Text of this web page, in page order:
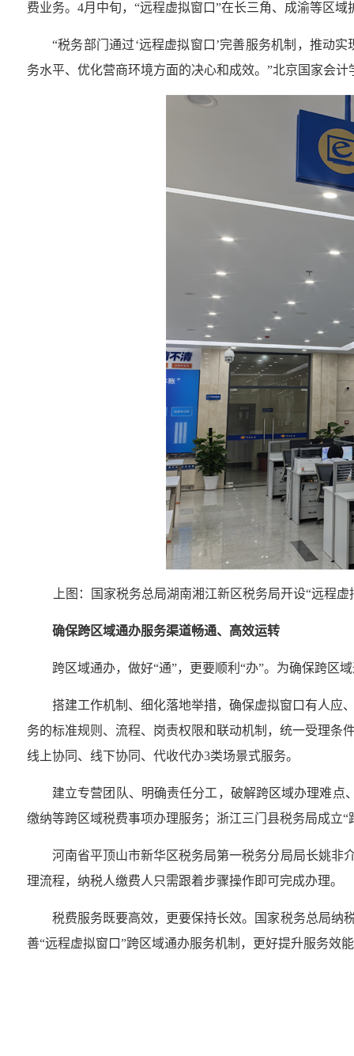
费业务。4月中旬，“远程虚拟窗口”在长三角、成渝等区
“税务部门通过‘远程虚拟窗口’完善服务机制，推动
务水平、优化营商环境方面的决心和成效。”北京国家会
上图：国家税务总局湖南湘江新区税务局开设“远程
确保跨区域通办服务渠道畅通、高效运转
跨区域通办，做好“通”，更要顺利“办”。为确保跨区
搭建工作机制、细化落地举措，确保虚拟窗口有人应
务的标准规则、流程、岗责权限和联动机制，统一受理条
线上协同、线下协同、代收代办3类场景式服务。
建立专营团队、明确责任分工，破解跨区域办理难点
缴纳等跨区域税费事项办理服务；浙江三门县税务局成立
河南省平顶山市新华区税务局第一税务分局局长姚非
理流程，纳税人缴费人只需跟着步骤操作即可完成办理。
税费服务既要高效，更要保持长效。国家税务总局纳
善“远程虚拟窗口”跨区域通办服务机制，更好提升服务效